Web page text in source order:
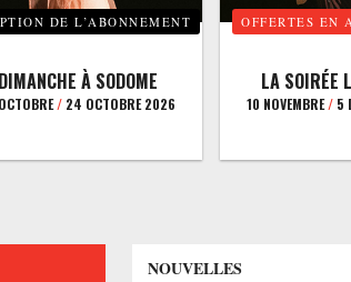
DE L’ABONNEMENT
DIMANCHE À SODOME
/24 OCTOBRE 2026
OFFERTES EN
LA SOIRÉE
10 NOVEMBRE/ 5
NOUVELLES